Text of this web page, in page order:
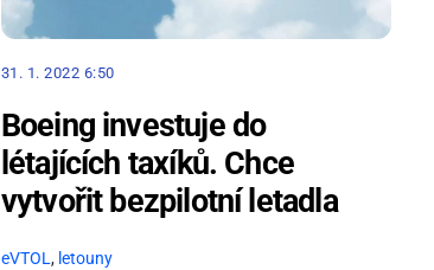
31. 1. 2022 6:50
Boeing investuje do
létajících taxíků. Chce
vytvořit bezpilotní letadla
eVTOL, letouny